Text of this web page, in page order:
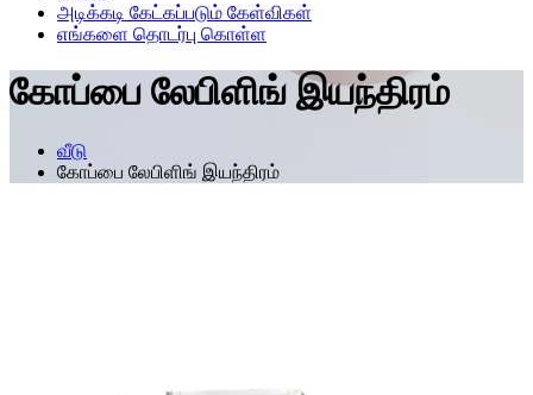
அடிக்கடி கேட்கப்படும் கேள்விகள்
எங்களை தொடர்பு கொள்ள
கோப்பை லேபிளிங் இயந்திரம்
வீடு
கோப்பை லேபிளிங் இயந்திரம்